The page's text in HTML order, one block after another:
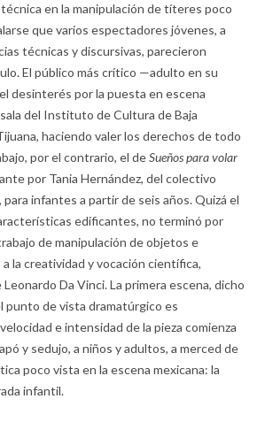
en la manipulación de títeres poco
que varios espectadores jóvenes, a
técnicas y discursivas, parecieron
El público más crítico —adulto en su
desinterés por la puesta en escena
del Instituto de Cultura de Baja
haciendo valer los derechos de todo
por el contrario, el deSueños para volar
por Tania Hernández, del colectivo
para infantes a partir de seis años. Quizá el
edificantes, no terminó por
de manipulación de objetos e
la creatividad y vocación científica,
Da Vinci. La primera escena, dicho
punto de vista dramatúrgico es
e intensidad de la pieza comienza
y sedujo, a niños y adultos, a merced de
poco vista en la escena mexicana: la
infantil.